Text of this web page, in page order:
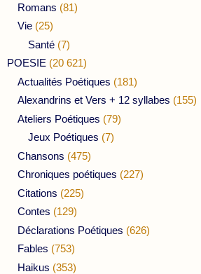
Romans (81)
Vie (25)
Santé (7)
POESIE (20 621)
Actualités Poétiques (181)
Alexandrins et Vers + 12 syllabes (155)
Ateliers Poétiques (79)
Jeux Poétiques (7)
Chansons (475)
Chroniques poétiques (227)
Citations (225)
Contes (129)
Déclarations Poétiques (626)
Fables (753)
Haikus (353)